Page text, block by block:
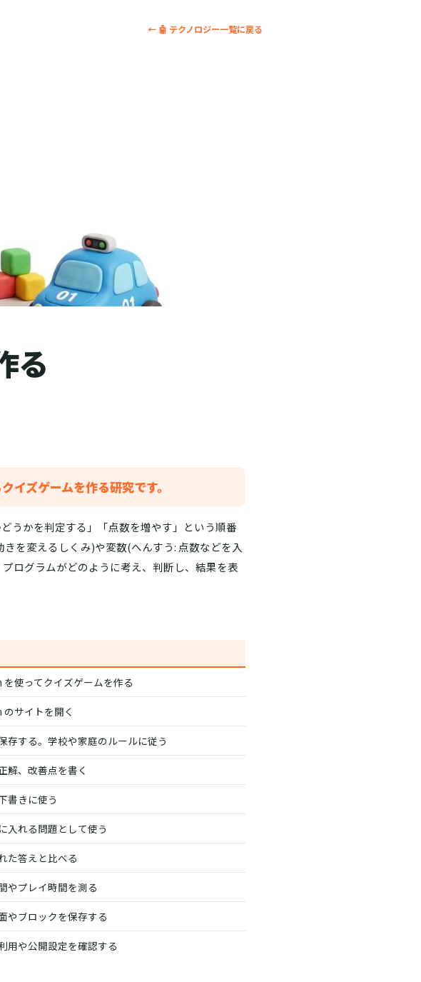
← 🤖 テクノロジー一覧に戻る
る
ズゲームを作る研究です。
うかを判定する」「点数を増やす」という順番
を変えるしくみ)や変数(へんすう: 点数などを入
ログラムがどのように考え、判断し、結果を表
を使ってクイズゲームを作る
のサイトを開く
存する。学校や家庭のルールに従う
解、改善点を書く
書きに使う
入れる問題として使う
た答えと比べる
やプレイ時間を測る
やブロックを保存する
用や公開設定を確認する